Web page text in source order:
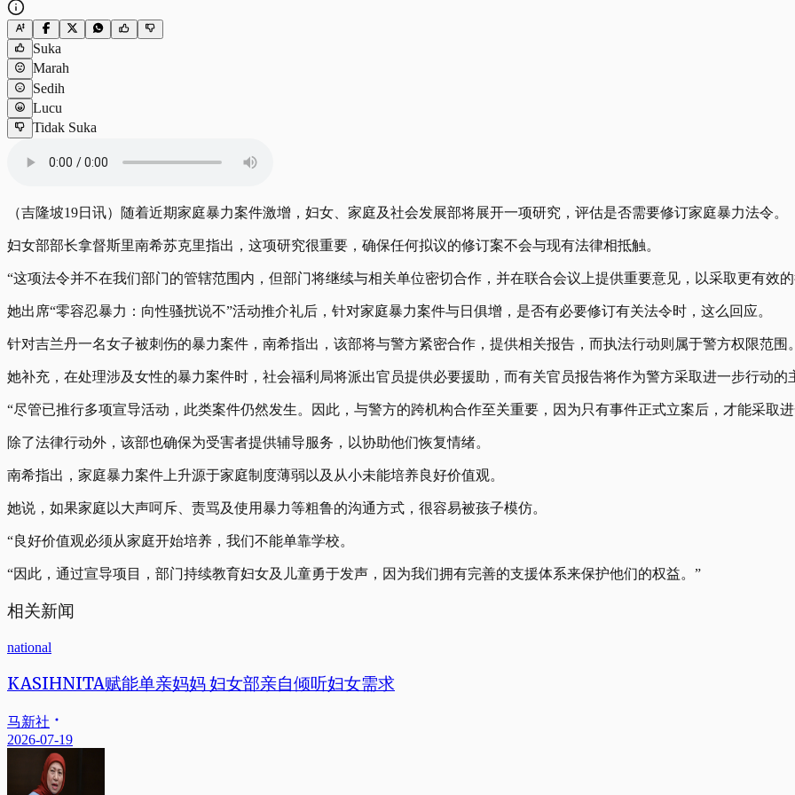
Suka
Marah
Sedih
Lucu
Tidak Suka
（吉隆坡19日讯）随着近期家庭暴力案件激增，妇女、家庭及社会发展部将展开一项研究，评估是否需要修订家庭暴力法令。
妇女部部长拿督斯里南希苏克里指出，这项研究很重要，确保任何拟议的修订案不会与现有法律相抵触。
“这项法令并不在我们部门的管辖范围内，但部门将继续与相关单位密切合作，并在联合会议上提供重要意见，以采取更有效
她出席“零容忍暴力：向性骚扰说不”活动推介礼后，针对家庭暴力案件与日俱增，是否有必要修订有关法令时，这么回应。
针对吉兰丹一名女子被刺伤的暴力案件，南希指出，该部将与警方紧密合作，提供相关报告，而执法行动则属于警方权限范围。
她补充，在处理涉及女性的暴力案件时，社会福利局将派出官员提供必要援助，而有关官员报告将作为警方采取进一步行动的
“尽管已推行多项宣导活动，此类案件仍然发生。因此，与警方的跨机构合作至关重要，因为只有事件正式立案后，才能采取
除了法律行动外，该部也确保为受害者提供辅导服务，以协助他们恢复情绪。
南希指出，家庭暴力案件上升源于家庭制度薄弱以及从小未能培养良好价值观。
她说，如果家庭以大声呵斥、责骂及使用暴力等粗鲁的沟通方式，很容易被孩子模仿。
“良好价值观必须从家庭开始培养，我们不能单靠学校。
“因此，通过宣导项目，部门持续教育妇女及儿童勇于发声，因为我们拥有完善的支援体系来保护他们的权益。”
相关新闻
national
KASIHNITA赋能单亲妈妈 妇女部亲自倾听妇女需求
马新社
2026-07-19